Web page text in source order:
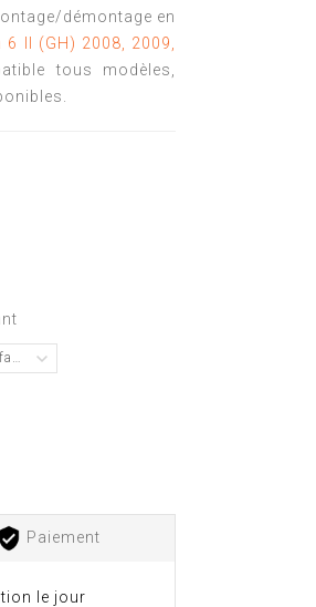
démontage en
6 II (GH) 2008, 2009,
tous modèles,
Paiement
le jour